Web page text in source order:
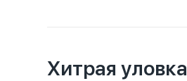
Хитрая уловка